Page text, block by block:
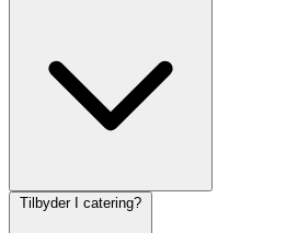
Tilbyder I catering?